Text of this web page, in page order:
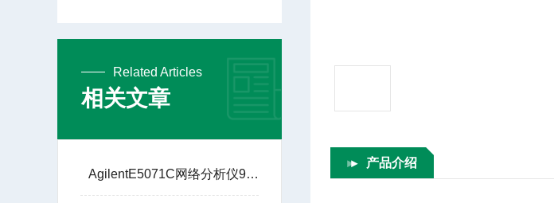
产品介绍
Related Articles
相关文章
AgilentE5071C网络分析仪9KHZ至8.5GHz